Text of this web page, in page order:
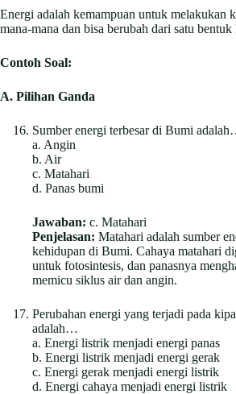
Energi adalah kemampuan untuk melakukan
mana-mana dan bisa berubah dari satu
Contoh Soal:
A. Pilihan Ganda
Sumber energi terbesar di Bumi
a. Angin
b. Air
c. Matahari
d. Panas bumi
Jawaban: c. Matahari
Penjelasan: Matahari adalah sumber
kehidupan di Bumi. Cahaya matahari
untuk fotosintesis, dan panasnya
memicu siklus air dan angin.
Perubahan energi yang terjadi pada
adalah…
a. Energi listrik menjadi energi panas
b. Energi listrik menjadi energi gerak
c. Energi gerak menjadi energi listrik
d. Energi cahaya menjadi energi listrik